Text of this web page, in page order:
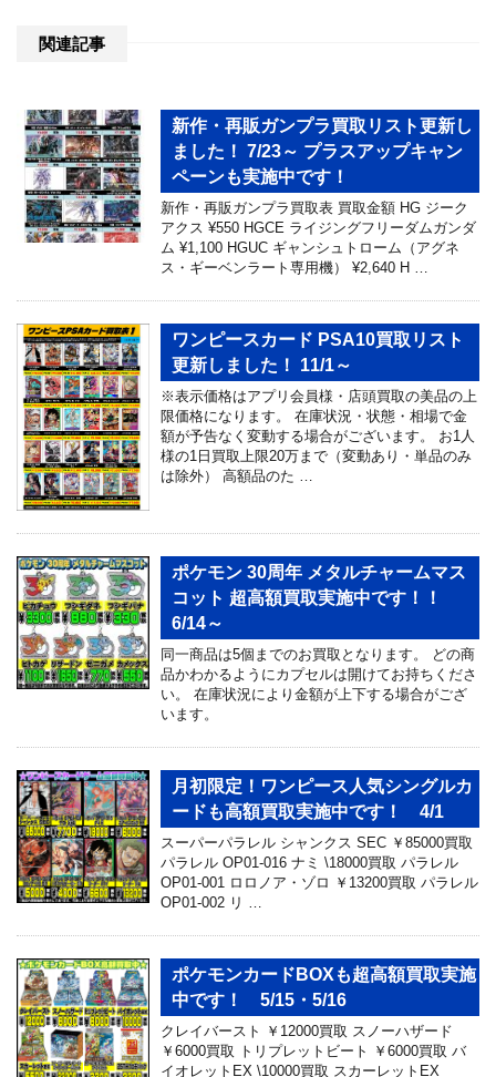
関連記事
新作・再販ガンプラ買取リスト更新し
ました！ 7/23～ プラスアップキャン
ペーンも実施中です！
新作・再販ガンプラ買取表 買取金額 HG ジーク
アクス ¥550 HGCE ライジングフリーダムガンダ
ム ¥1,100 HGUC ギャンシュトローム（アグネ
ス・ギーベンラート専用機） ¥2,640 H …
ワンピースカード PSA10買取リスト
更新しました！ 11/1～
※表示価格はアプリ会員様・店頭買取の美品の上
限価格になります。 在庫状況・状態・相場で金
額が予告なく変動する場合がございます。 お1人
様の1日買取上限20万まで（変動あり・単品のみ
は除外） 高額品のた …
ポケモン 30周年 メタルチャームマス
コット 超高額買取実施中です！！
6/14～
同一商品は5個までのお買取となります。 どの商
品かわかるようにカプセルは開けてお持ちくださ
い。 在庫状況により金額が上下する場合がござ
います。
月初限定！ワンピース人気シングルカ
ードも高額買取実施中です！ 4/1
スーパーパラレル シャンクス SEC ￥85000買取
パラレル OP01-016 ナミ \18000買取 パラレル
OP01-001 ロロノア・ゾロ ￥13200買取 パラレル
OP01-002 リ …
ポケモンカードBOXも超高額買取実施
中です！ 5/15・5/16
クレイバースト ￥12000買取 スノーハザード
￥6000買取 トリプレットビート ￥6000買取 バ
イオレットEX \10000買取 スカーレットEX